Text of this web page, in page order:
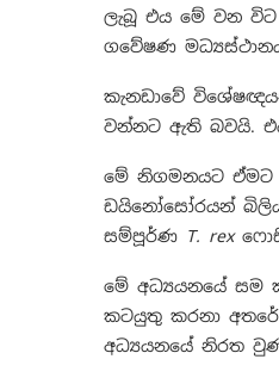
ලැබූ එය මේ වන විට
ගවේෂණ
කැනඩාවේ
වන්නට ඇති බවයි.
මේ නිගමනයට ඒමට
ඩයිනෝසෝරයන්
සම්පූර්ණ T. rex
මේ අධ්‍යයනයේ සම
කටයුතු කරනා අතරේ
අධ්‍යයනයේ නිරත